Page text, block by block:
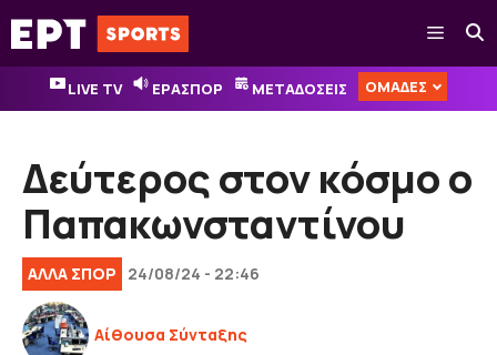
Μετάβαση
σε
περιεχόμενο
Μενού
LIVE TV ΕΡΑΣΠΟΡ ΜΕΤΑΔΟΣΕΙΣ ΟΜΑΔΕΣ
Δεύτερος στον κόσμο ο
Παπακωνσταντίνου
ΑΛΛΑ ΣΠΟΡ 24/08/24 - 22:46
Αίθουσα Σύνταξης